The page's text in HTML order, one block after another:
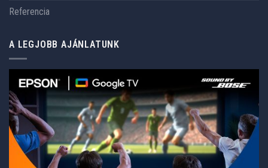
Referencia
A LEGJOBB AJÁNLATUNK